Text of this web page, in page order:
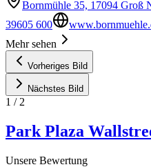
Bornmühle 35, 17094 Groß
39605 600
Mehr sehen
Vorheriges Bild
Nächstes Bild
1 / 2
Park Plaza
Unsere Bewertung